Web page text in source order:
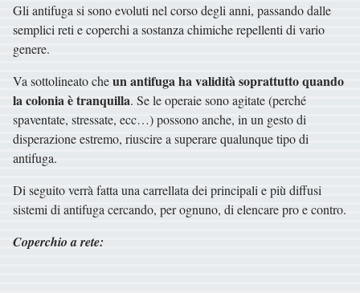
Gli antifuga si sono evoluti nel corso degli anni, passando dalle
semplici reti e coperchi a sostanza chimiche repellenti di vario
genere.
Va sottolineato cheun antifuga ha validità soprattutto quando
la colonia è tranquilla. Se le operaie sono agitate (perché
spaventate, stressate, ecc…) possono anche, in un gesto di
disperazione estremo, riuscire a superare qualunque tipo di
antifuga.
Di seguito verrà fatta una carrellata dei principali e più diffusi
sistemi di antifuga cercando, per ognuno, di elencare pro e contro.
Coperchio a rete: